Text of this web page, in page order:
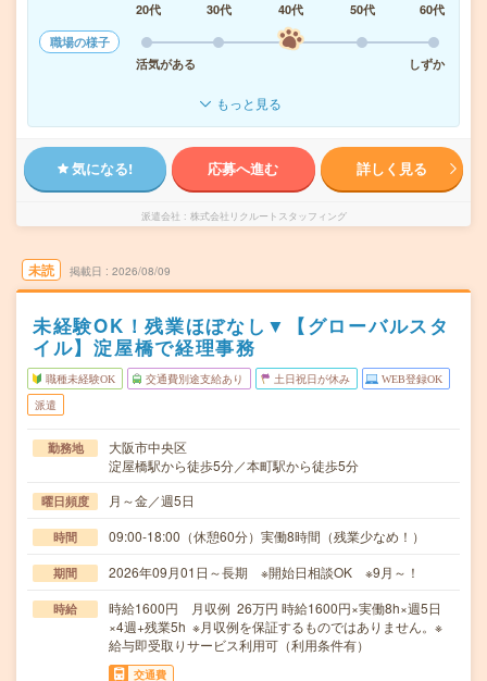
20代
30代 40代 50代
60代
職場の様子
活気がある
しずか
もっと見る
気になる! 応募へ進む 詳しく見る
派遣会社 株式会社リクルートスタッフィング
未読 掲載日 2026/08/09
未経験OK！残業ほぼなし▼【グローバルスタ
イル】淀屋橋で経理事務
職種未経験OK 交通費別途支給あり 土日祝日が休み WEB登録OK
派遣
勤務地
大阪市中央区
淀屋橋駅から徒歩5分／本町駅から徒歩5分
曜日頻度 月～金／週5日
時間 09:00-18:00（休憩60分）実働8時間（残業少なめ！）
期間 2026年09月01日～長期 ※開始日相談OK ※9月～！
時給
時給1600円 月収例 26万円 時給1600円×実働8h×週5日
×4週+残業5h ※月収例を保証するものではありません。※
給与即受取りサービス利用可（利用条件有）
交通費